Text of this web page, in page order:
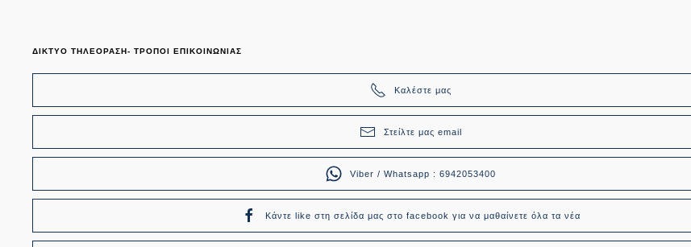
ΔΙΚΤΥΟ ΤΗΛΕΟΡΑΣΗ- ΤΡΟΠΟΙ ΕΠΙΚΟΙΝΩΝΙΑΣ
Καλέστε μας
Στείλτε μας email
Viber / Whatsapp : 6942053400
Κάντε like στη σελίδα μας στο facebook για να μαθαίνετε όλα τα νέα